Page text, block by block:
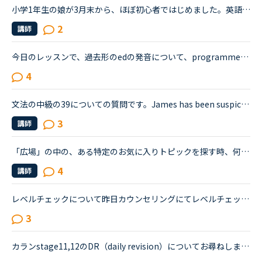
小学1年生の娘が3月末から、ほぼ初心者ではじめました。英語に興味はあったけれど、色んな事情で通学の英会話に行く事が出来ず、もしオンラインで娘が合えば…と気軽にはじめて数ヶ月。受け放題、という割に、月10...
講師 2
今日のレッスンで、過去形のedの発音について、programmedやbeamedのようにmのあとにedが続く場合は、最後の部分は（ｂ）のように発音すると先生が説明し、programmed(b)とチャットボックスに書き入れ、プログラ...
4
文法の中級の39についての質問です。James has been suspicious about Andrew's strange behavior lately.James「 Frankly, I don't know why you are still going to that farm. You were only going there for ...
講師 3
「広場」の中の、ある特定のお気に入りトピックを探す時、何か良い工夫ありませんか？この「広場」好きです。皆さんの勉強の工夫や疑問解消等など、いつも参考にさせてもらっています。その中でも「このトピック...
講師 4
レベルチェックについて昨日カウンセリングにてレベルチェックを受けました。レベル7段階のうちレベル3だと言われちょっとショックを受けています。1年以上やってこのレベルなんだと。そしてカウンセラーの方に今...
3
カランstage11,12のDR（daily revision）についてお尋ねします。決まりでは、４P（paragraph）分戻るということになっていますが、各種exercise,手紙のwrighting方法のparagraphなどが、そのなかにカウントされて...